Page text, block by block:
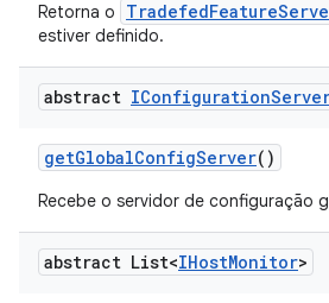
Retorna o
estiver definido.
abstract IConfiguration
getGlobalConfigServer()
Recebe o servidor de configuração
abstract List<IHostMonitor>